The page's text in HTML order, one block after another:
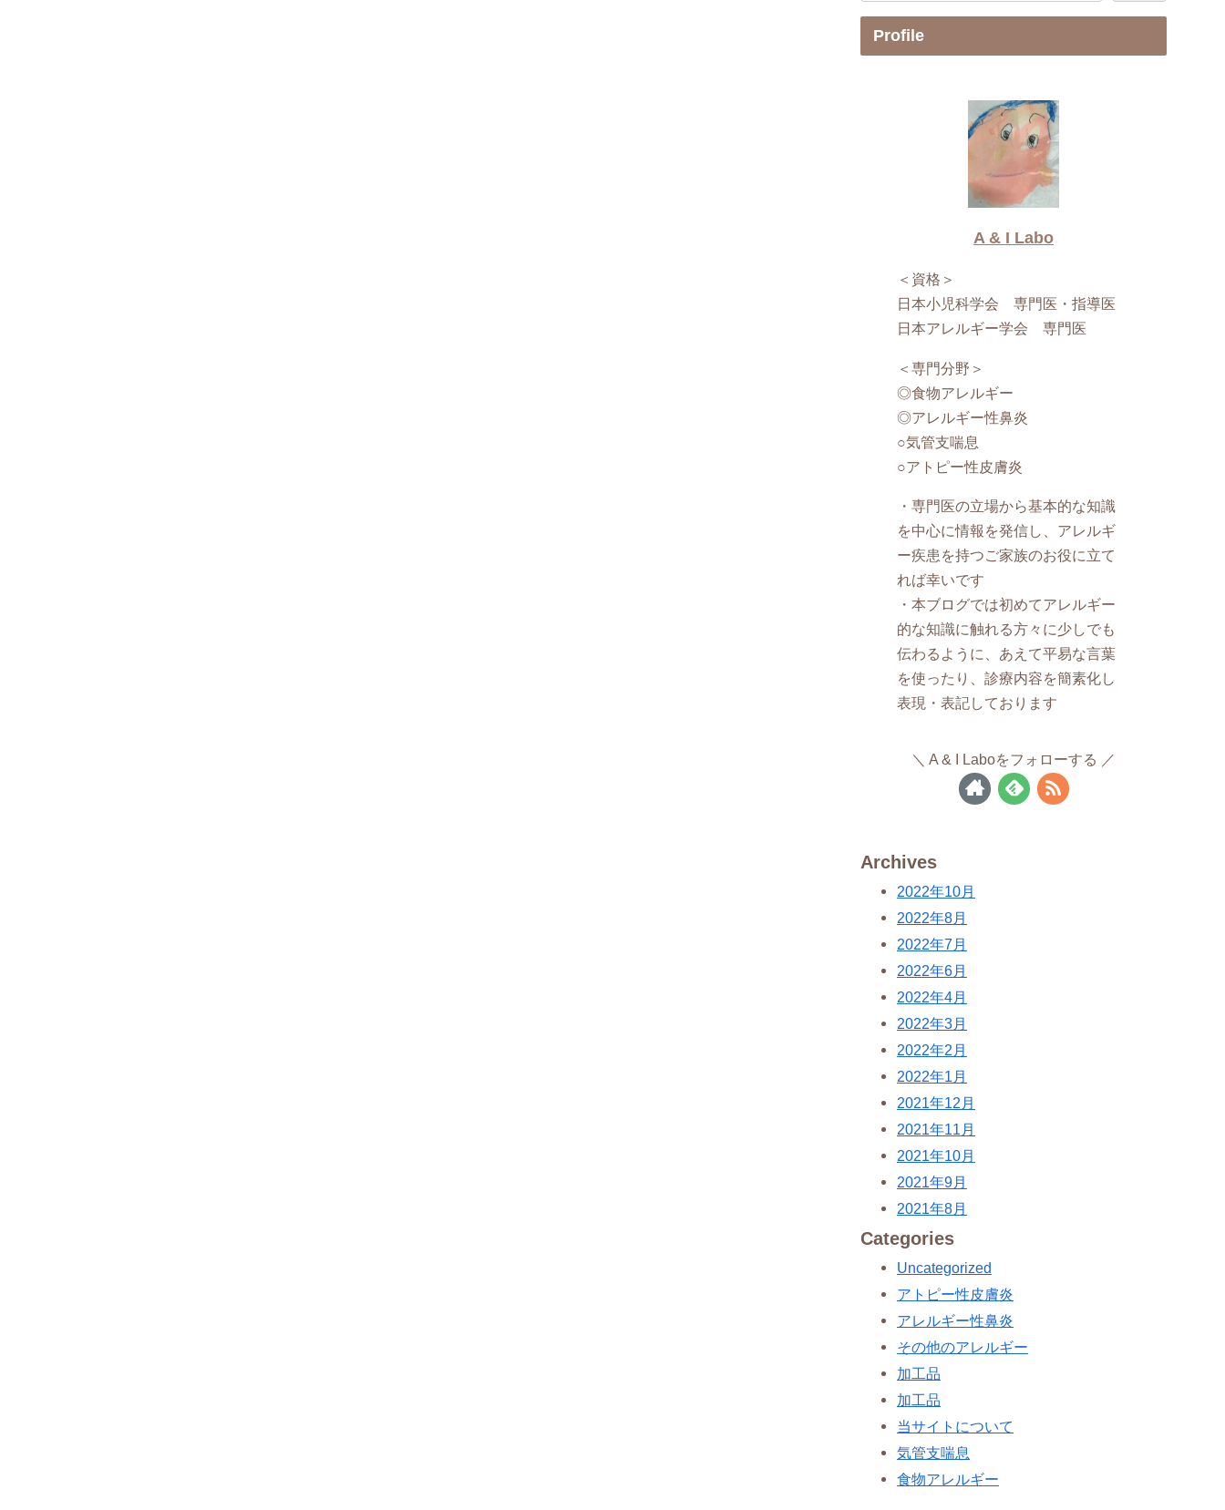
Profile
A & I Labo
＜資格＞
日本小児科学会 専門医・指導医
日本アレルギー学会 専門医
＜専門分野＞
◎食物アレルギー
◎アレルギー性鼻炎
○気管支喘息
○アトピー性皮膚炎
・専門医の立場から基本的な知識
を中心に情報を発信し、アレルギ
ー疾患を持つご家族のお役に立て
れば幸いです
・本ブログでは初めてアレルギー
的な知識に触れる方々に少しでも
伝わるように、あえて平易な言葉
を使ったり、診療内容を簡素化し
表現・表記しております
A & I Laboをフォローする
Archives
2022年10月
2022年8月
2022年7月
2022年6月
2022年4月
2022年3月
2022年2月
2022年1月
2021年12月
2021年11月
2021年10月
2021年9月
2021年8月
Categories
Uncategorized
アトピー性皮膚炎
アレルギー性鼻炎
その他のアレルギー
加工品
加工品
当サイトについて
気管支喘息
食物アレルギー